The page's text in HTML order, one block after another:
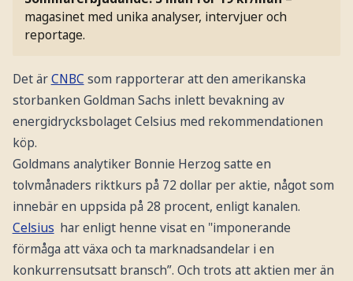
magasinet med unika analyser, intervjuer och
reportage.
Det ärCNBC som rapporterar att den amerikanska
storbanken Goldman Sachs inlett bevakning av
energidrycksbolaget Celsius med rekommendationen
köp.
Goldmans analytiker Bonnie Herzog satte en
tolvmånaders riktkurs på 72 dollar per aktie, något som
innebär en uppsida på 28 procent, enligt kanalen.
Celsius har enligt henne visat en "imponerande
förmåga att växa och ta marknadsandelar i en
konkurrensutsatt bransch”. Och trots att aktien mer än